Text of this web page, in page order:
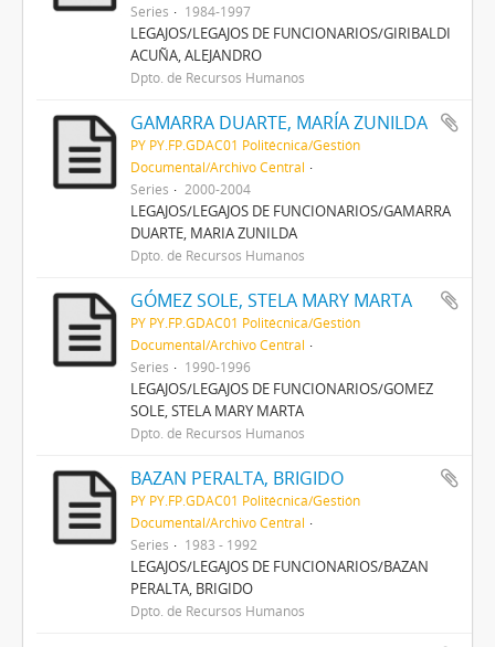
Series
1984-1997
LEGAJOS/LEGAJOS DE FUNCIONARIOS/GIRIBALDI
ACUÑA, ALEJANDRO
Dpto. de Recursos Humanos
GAMARRA DUARTE, MARÍA ZUNILDA
PY PY.FP.GDAC01 Politécnica/Gestión
Documental/Archivo Central
Series
2000-2004
LEGAJOS/LEGAJOS DE FUNCIONARIOS/GAMARRA
DUARTE, MARIA ZUNILDA
Dpto. de Recursos Humanos
GÓMEZ SOLE, STELA MARY MARTA
PY PY.FP.GDAC01 Politécnica/Gestión
Documental/Archivo Central
Series
1990-1996
LEGAJOS/LEGAJOS DE FUNCIONARIOS/GOMEZ
SOLE, STELA MARY MARTA
Dpto. de Recursos Humanos
BAZAN PERALTA, BRIGIDO
PY PY.FP.GDAC01 Politécnica/Gestión
Documental/Archivo Central
Series
1983 - 1992
LEGAJOS/LEGAJOS DE FUNCIONARIOS/BAZAN
PERALTA, BRIGIDO
Dpto. de Recursos Humanos